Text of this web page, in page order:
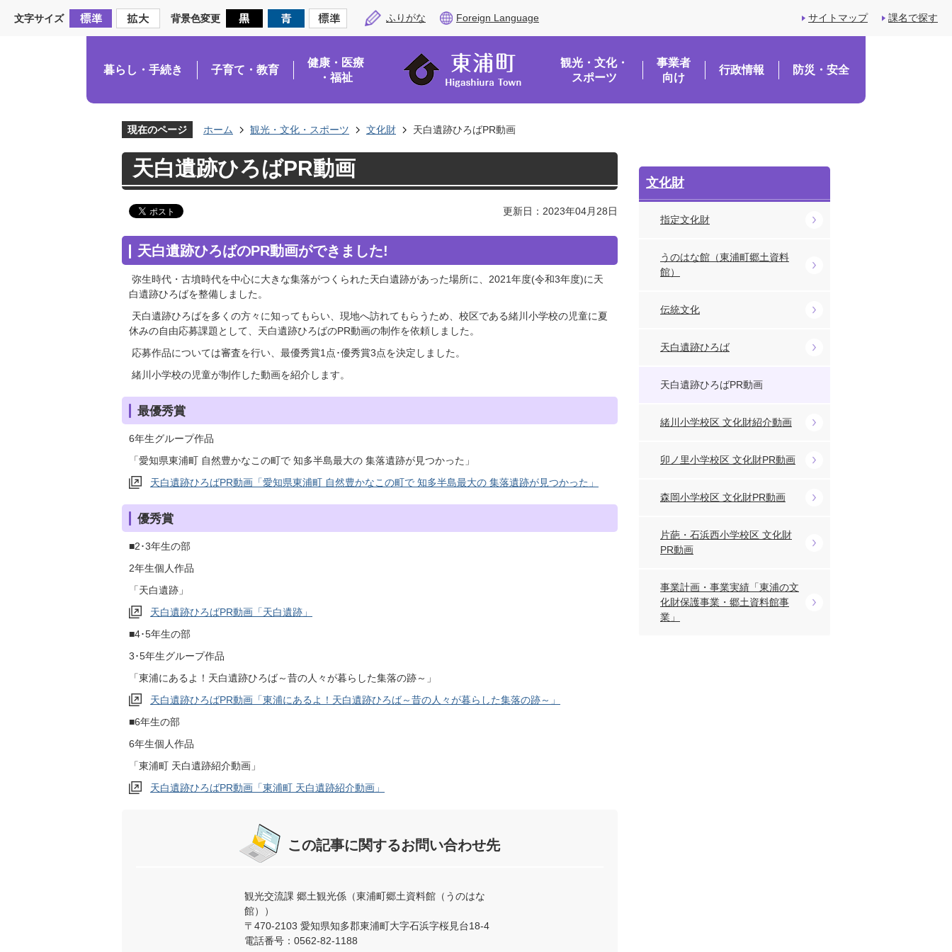
文字サイズ 背景色変更 ふりがな Foreign Language サイトマップ 課名で探す
暮らし・手続き 子育て・教育
健康・医療
・福祉
観光・文化・
スポーツ
事業者
向け
行政情報 防災・安全
現在のページ ホーム 観光・文化・スポーツ 文化財 天白遺跡ひろばPR動画
天白遺跡ひろばPR動画
更新日：2023年04月28日
天白遺跡ひろばのPR動画ができました!
弥生時代・古墳時代を中心に大きな集落がつくられた天白遺跡があった場所に、2021年度(令和3年度)に天
白遺跡ひろばを整備しました。
天白遺跡ひろばを多くの方々に知ってもらい、現地へ訪れてもらうため、校区である緒川小学校の児童に夏
休みの自由応募課題として、天白遺跡ひろばのPR動画の制作を依頼しました。
応募作品については審査を行い、最優秀賞1点･優秀賞3点を決定しました。
緒川小学校の児童が制作した動画を紹介します。
最優秀賞
6年生グループ作品
「愛知県東浦町 自然豊かなこの町で 知多半島最大の 集落遺跡が見つかった」
天白遺跡ひろばPR動画「愛知県東浦町 自然豊かなこの町で 知多半島最大の 集落遺跡が見つかった」
優秀賞
■2･3年生の部
2年生個人作品
「天白遺跡」
天白遺跡ひろばPR動画「天白遺跡」
■4･5年生の部
3･5年生グループ作品
「東浦にあるよ！天白遺跡ひろば～昔の人々が暮らした集落の跡～」
天白遺跡ひろばPR動画「東浦にあるよ！天白遺跡ひろば～昔の人々が暮らした集落の跡～」
■6年生の部
6年生個人作品
「東浦町 天白遺跡紹介動画」
天白遺跡ひろばPR動画「東浦町 天白遺跡紹介動画」
この記事に関するお問い合わせ先
観光交流課 郷土観光係（東浦町郷土資料館（うのはな
館））
〒470-2103 愛知県知多郡東浦町大字石浜字桜見台18-4
電話番号：0562-82-1188
文化財
指定文化財
うのはな館（東浦町郷土資料
館）
伝統文化
天白遺跡ひろば
天白遺跡ひろばPR動画
緒川小学校区 文化財紹介動画
卯ノ里小学校区 文化財PR動画
森岡小学校区 文化財PR動画
片葩・石浜西小学校区 文化財
PR動画
事業計画・事業実績「東浦の文
化財保護事業・郷土資料館事
業」